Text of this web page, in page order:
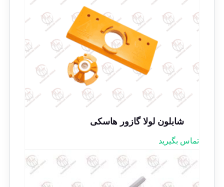
شابلون لولا گازور هاسکی
تماس بگیرید